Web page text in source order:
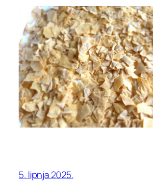
5. lipnja 2025.